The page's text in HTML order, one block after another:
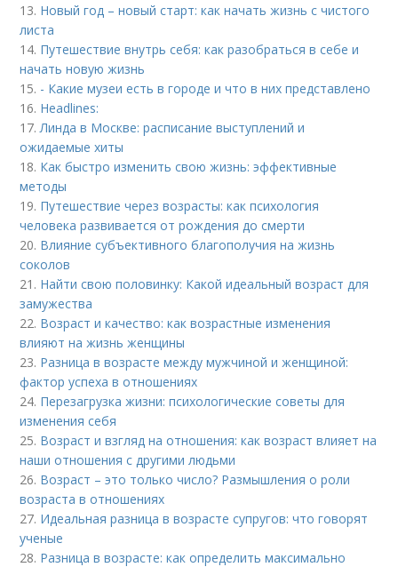
13. Новый год – новый старт: как начать жизнь с чистого
листа
14. Путешествие внутрь себя: как разобраться в себе и
начать новую жизнь
15. - Какие музеи есть в городе и что в них представлено
16. Headlines:
17. Линда в Москве: расписание выступлений и
ожидаемые хиты
18. Как быстро изменить свою жизнь: эффективные
методы
19. Путешествие через возрасты: как психология
человека развивается от рождения до смерти
20. Влияние субъективного благополучия на жизнь
соколов
21. Найти свою половинку: Какой идеальный возраст для
замужества
22. Возраст и качество: как возрастные изменения
влияют на жизнь женщины
23. Разница в возрасте между мужчиной и женщиной:
фактор успеха в отношениях
24. Перезагрузка жизни: психологические советы для
изменения себя
25. Возраст и взгляд на отношения: как возраст влияет на
наши отношения с другими людьми
26. Возраст – это только число? Размышления о роли
возраста в отношениях
27. Идеальная разница в возрасте супругов: что говорят
ученые
28. Разница в возрасте: как определить максимально